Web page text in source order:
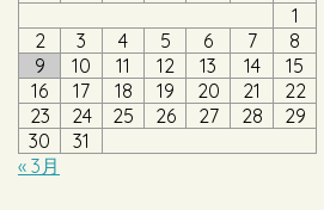
1
2
3 4 5 6 7
8
9
10 11 12 13 14
15
16
17 18 19 20 21
22
23
24 25 26 27 28
29
30
31
« 3月